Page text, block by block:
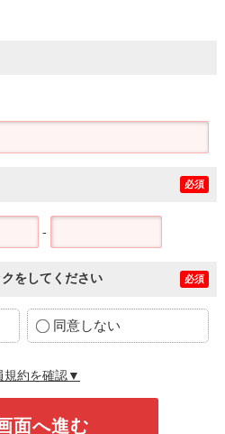
必須
-
をしてください 必須
同意しない
規約を確認▼